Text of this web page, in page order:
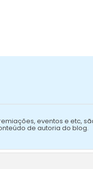
eventos e etc,
de autoria do blog.